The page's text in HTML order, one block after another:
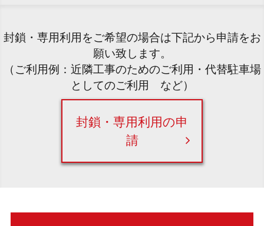
封鎖・専用利用をご希望の場合は下記から申請をお
願い致します。
（ご利用例：近隣工事のためのご利用・代替駐車場
としてのご利用 など）
封鎖・専用利用の申
請